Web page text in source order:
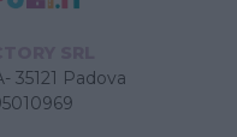
35121 Padova